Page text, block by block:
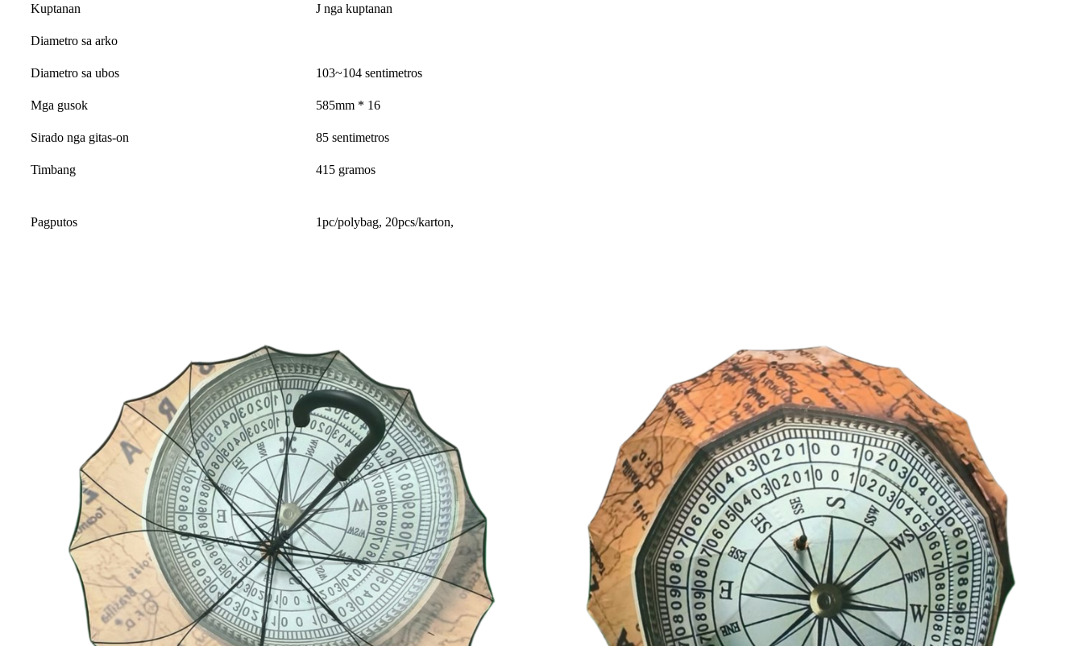
Kuptanan J nga kuptanan
Diametro sa arko
Diametro sa ubos 103~104 sentimetros
Mga gusok 585mm * 16
Sirado nga gitas-on 85 sentimetros
Timbang 415 gramos
Pagputos 1pc/polybag, 20pcs/karton,